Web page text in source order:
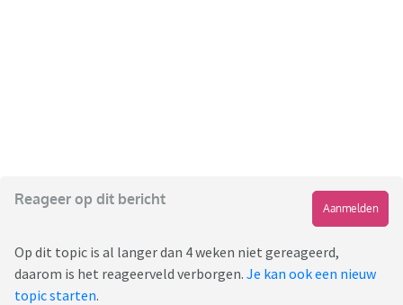
Reageer op dit bericht
Aanmelden
Op dit topic is al langer dan 4 weken niet gereageerd,
daarom is het reageerveld verborgen. Je kan ook een nieuw
topic starten.